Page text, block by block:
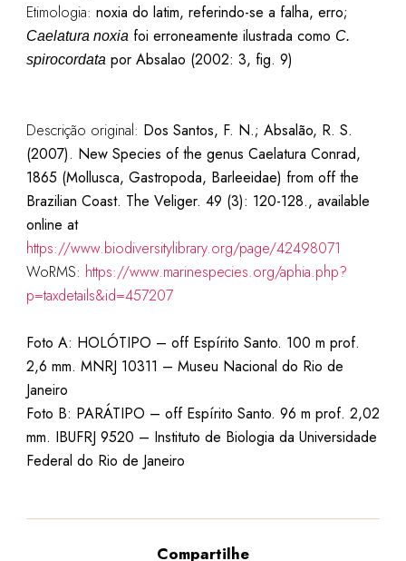
Etimologia: noxia do latim, referindo-se a falha, erro;
Caelatura noxiafoi erroneamente ilustrada como C.
spirocordatapor Absalao (2002: 3, fig. 9)
Descrição original: Dos Santos, F. N.; Absalão, R. S.
(2007). New Species of the genus Caelatura Conrad,
1865 (Mollusca, Gastropoda, Barleeidae) from off the
Brazilian Coast. The Veliger. 49 (3): 120-128., available
online at
https://www.biodiversitylibrary.org/page/42498071
WoRMS: https://www.marinespecies.org/aphia.php?
p=taxdetails&id=457207
Foto A: HOLÓTIPO – off Espírito Santo. 100 m prof.
2,6 mm. MNRJ 10311 – Museu Nacional do Rio de
Janeiro
Foto B: PARÁTIPO – off Espírito Santo. 96 m prof. 2,02
mm. IBUFRJ 9520 – Instituto de Biologia da Universidade
Federal do Rio de Janeiro
Compartilhe